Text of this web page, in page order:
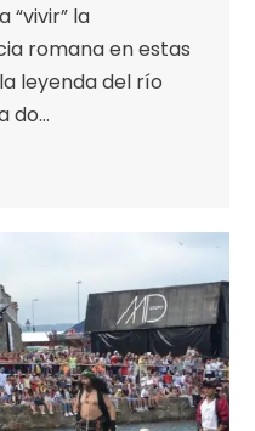
“vivir” la
romana en estas
leyenda del río
do…